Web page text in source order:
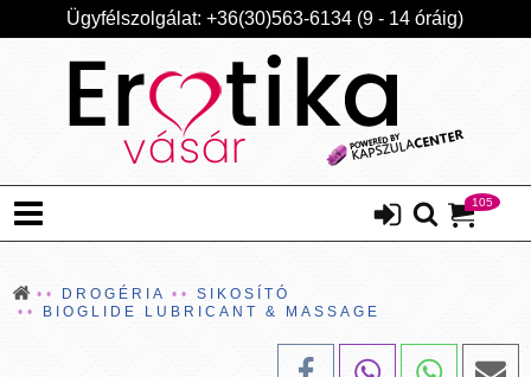
Ügyfélszolgálat: +36(30)563-6134 (9 - 14 óráig)
105
DROGÉRIA
SIKOSÍTÓ
BIOGLIDE LUBRICANT & MASSAGE